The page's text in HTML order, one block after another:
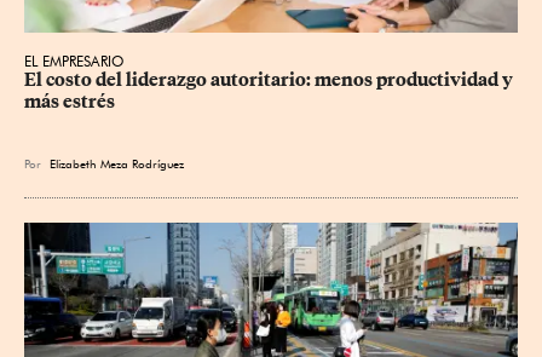
EL EMPRESARIO
El costo del liderazgo autoritario: menos productividad y
más estrés
Por Elizabeth Meza Rodríguez